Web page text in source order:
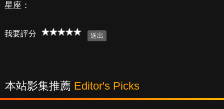
星座：
我要評分
本站影集推薦 Editor's Picks